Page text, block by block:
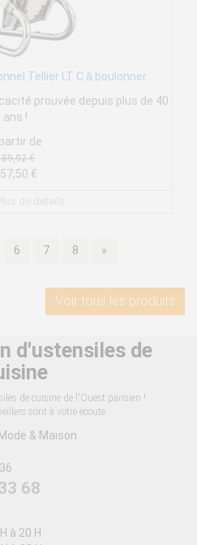
Tellier LT C à boulonner
prouvée depuis plus de 40
ans !
de
€
€
6 7 8 »
Voir tous les produits
d'ustensiles de
de cuisine de l'Ouest parisien !
sont à votre écoute.
& Maison
68
à 20 H